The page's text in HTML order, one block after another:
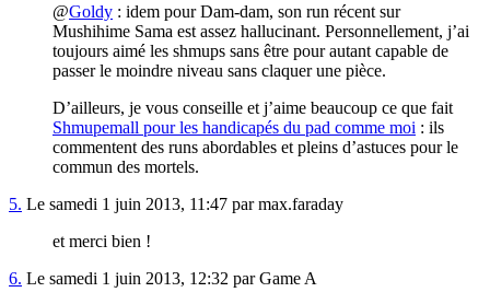
@Goldy : idem pour Dam-dam, son run récent sur
Mushihime Sama est assez hallucinant. Personnellement, j’ai
toujours aimé les shmups sans être pour autant capable de
passer le moindre niveau sans claquer une pièce.
D’ailleurs, je vous conseille et j’aime beaucoup ce que fait
Shmupemall pour les handicapés du pad comme moi : ils
commentent des runs abordables et pleins d’astuces pour le
commun des mortels.
5. Le samedi 1 juin 2013, 11:47 par max.faraday
et merci bien !
6. Le samedi 1 juin 2013, 12:32 par Game A